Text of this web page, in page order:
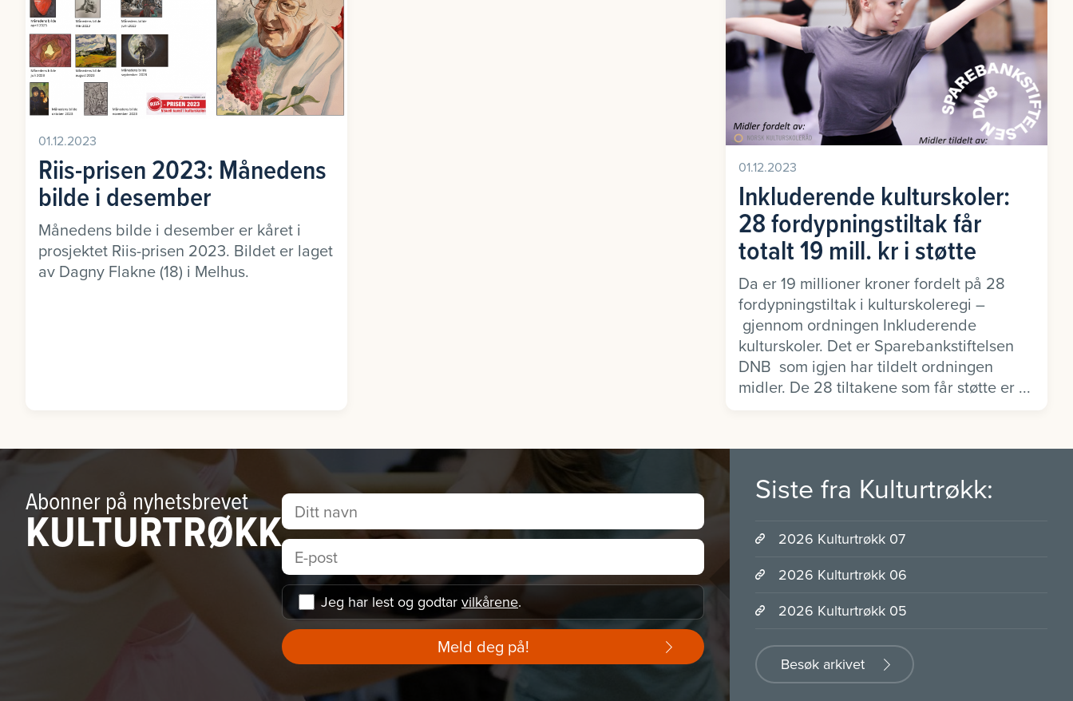
01.12.2023
Riis-prisen 2023: Månedens
bilde i desember
Månedens bilde i desember er kåret i
prosjektet Riis-prisen 2023. Bildet er laget
av Dagny Flakne (18) i Melhus.
01.12.2023
Inkluderende kulturskoler:
28 fordypningstiltak får
totalt 19 mill. kr i støtte
Da er 19 millioner kroner fordelt på 28
fordypningstiltak i kulturskoleregi –
gjennom ordningen Inkluderende
kulturskoler. Det er Sparebankstiftelsen
DNB som igjen har tildelt ordningen
midler. De 28 tiltakene som får støtte er ...
Abonner på nyhetsbrevet
KULTURTRØKK
Jeg har lest og godtar vilkårene.
Meld deg på!
Siste fra Kulturtrøkk:
2026 Kulturtrøkk 07
2026 Kulturtrøkk 06
2026 Kulturtrøkk 05
Besøk arkivet